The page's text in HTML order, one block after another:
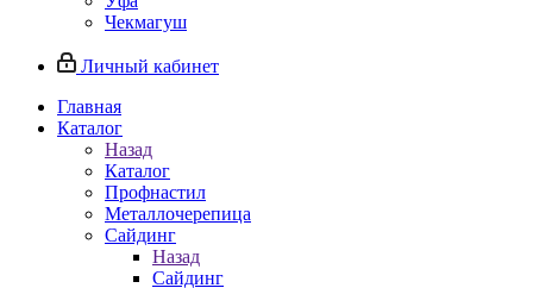
Чекмагуш
Личный кабинет
Главная
Каталог
Назад
Каталог
Профнастил
Металлочерепица
Сайдинг
Назад
Сайдинг